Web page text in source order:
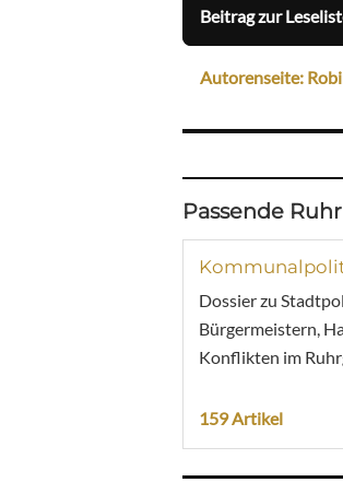
Beitrag zur
Autorenseite:
Passende
Dossier zu
Bürgermeistern,
Konflikten im
159 Artikel